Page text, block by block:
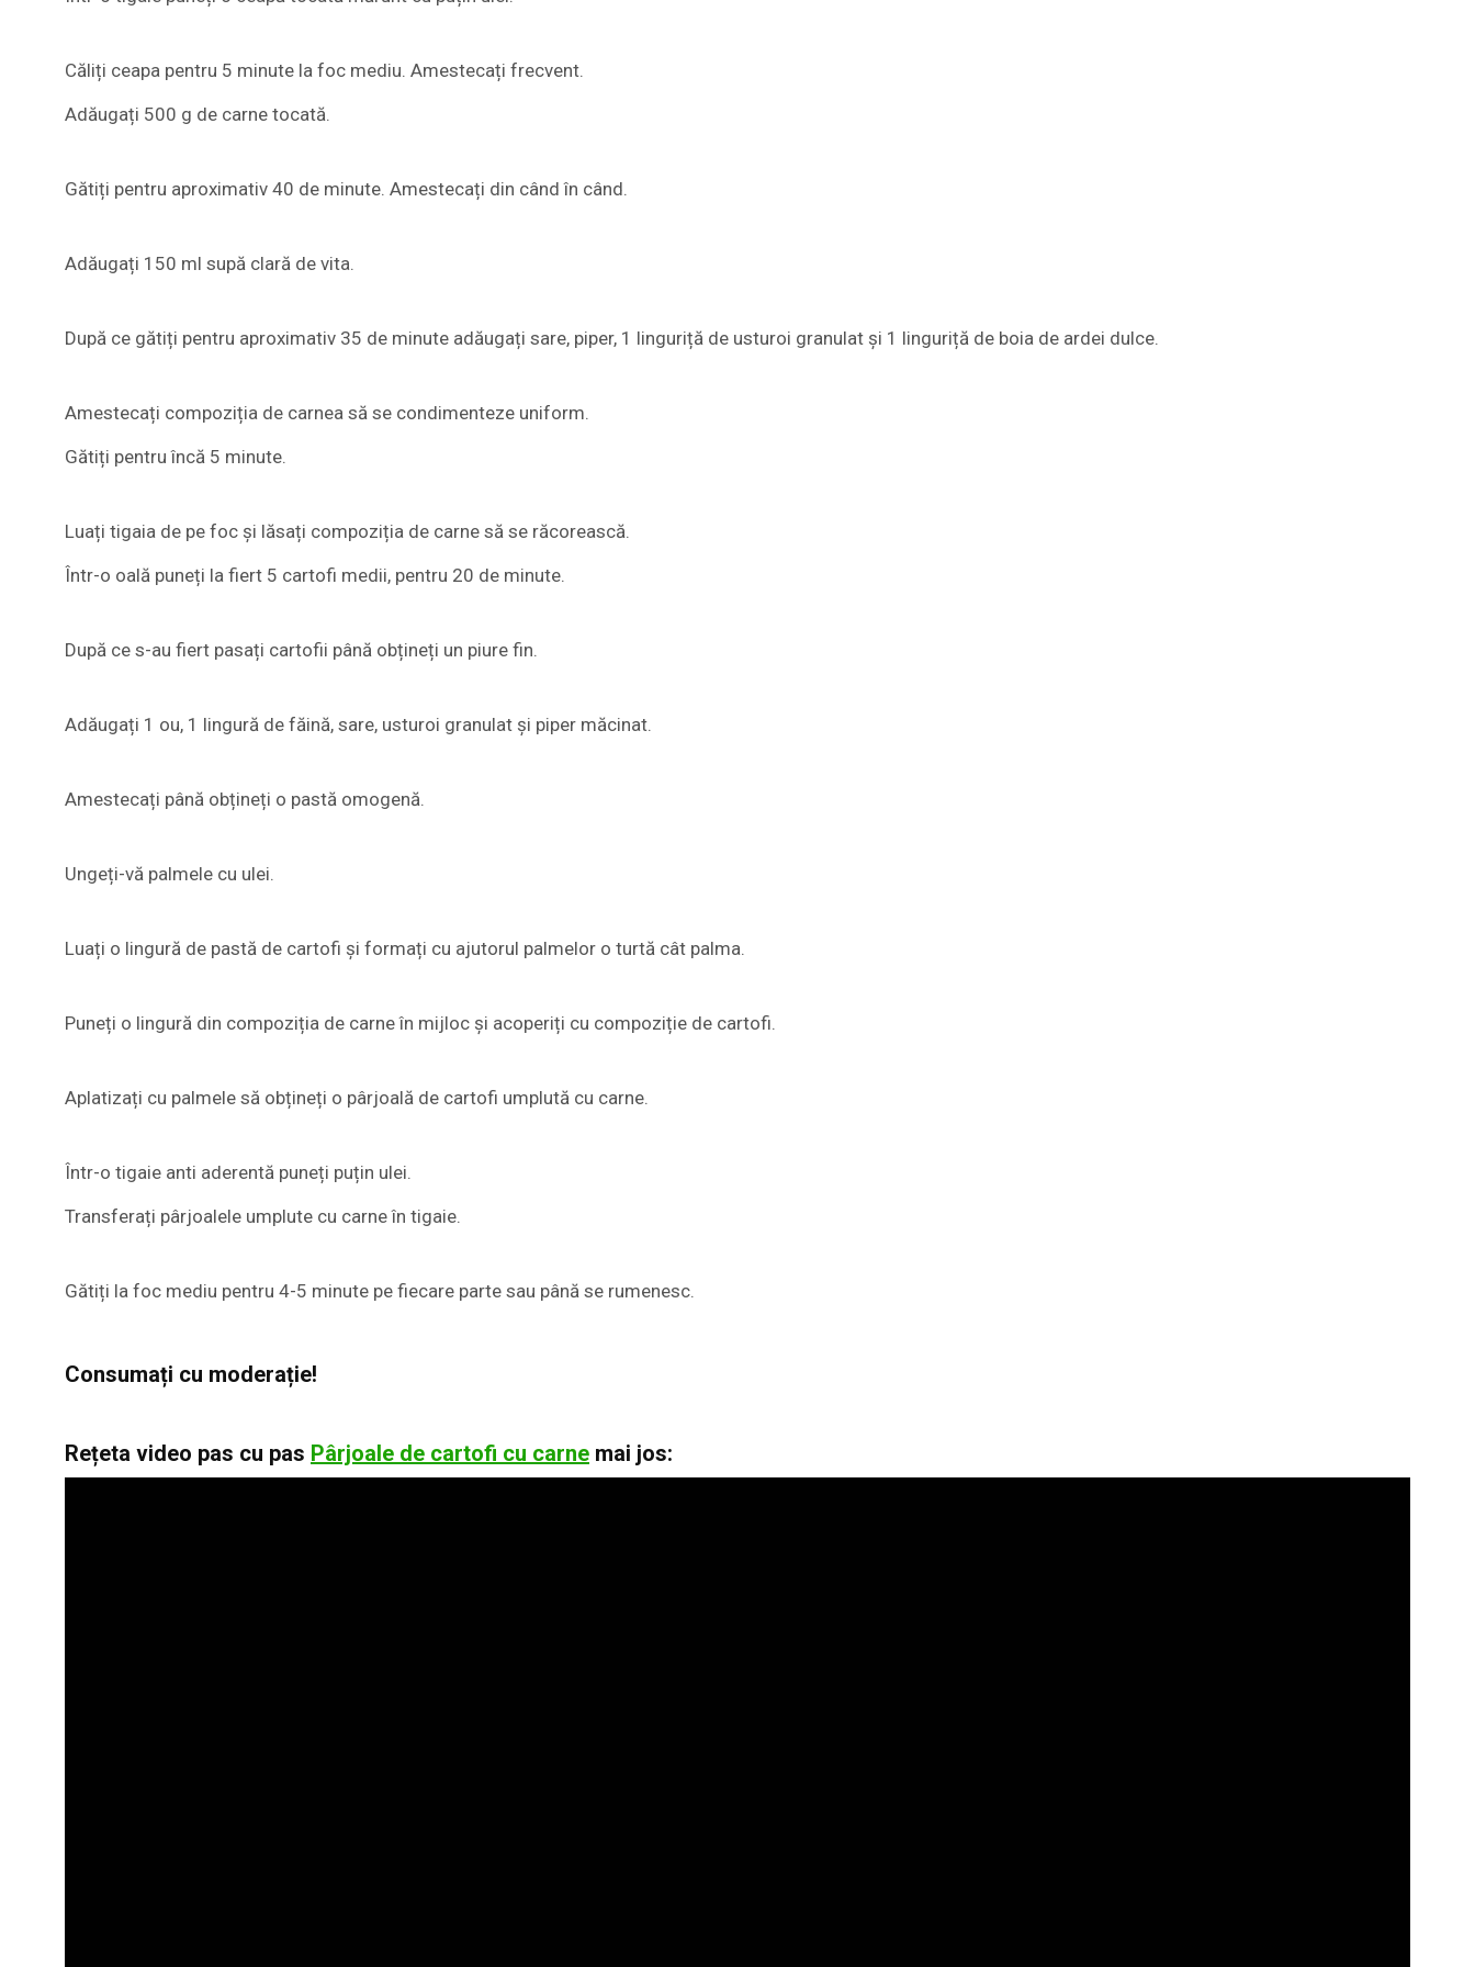
Căliți ceapa pentru 5 minute la foc mediu. Amestecați frecvent.
Adăugați 500 g de carne tocată.
Gătiți pentru aproximativ 40 de minute. Amestecați din când în când.
Adăugați 150 ml supă clară de vita.
După ce gătiți pentru aproximativ 35 de minute adăugați sare, piper, 1 linguriță de usturoi granulat și 1 linguriță de boia de ardei dulce.
Amestecați compoziția de carnea să se condimenteze uniform.
Gătiți pentru încă 5 minute.
Luați tigaia de pe foc și lăsați compoziția de carne să se răcorească.
Într-o oală puneți la fiert 5 cartofi medii, pentru 20 de minute.
După ce s-au fiert pasați cartofii până obțineți un piure fin.
Adăugați 1 ou, 1 lingură de făină, sare, usturoi granulat și piper măcinat.
Amestecați până obțineți o pastă omogenă.
Ungeți-vă palmele cu ulei.
Luați o lingură de pastă de cartofi și formați cu ajutorul palmelor o turtă cât palma.
Puneți o lingură din compoziția de carne în mijloc și acoperiți cu compoziție de cartofi.
Aplatizați cu palmele să obțineți o pârjoală de cartofi umplută cu carne.
Într-o tigaie anti aderentă puneți puțin ulei.
Transferați pârjoalele umplute cu carne în tigaie.
Gătiți la foc mediu pentru 4-5 minute pe fiecare parte sau până se rumenesc.
Consumați cu moderație!
Rețeta video pas cu pas Pârjoale de cartofi cu carne mai jos: